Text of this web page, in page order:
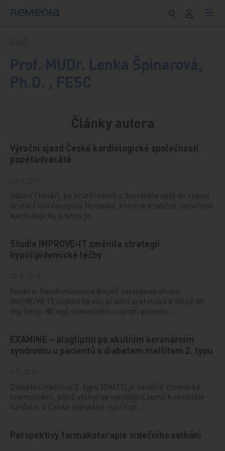
Články autora
Výroční sjezd České kardiologické společnosti
popětadvacáté
Vážení čtenáři, po kratší odmlce dostáváte opět do rukou
druhé číslo časopisu Remedia, které je tradičně zaměřeno
kardiologicky a letos je…
Studie IMPROVE-IT změnila strategii
hypolipidemické léčby
Souhrn: Randomizovaná dvojitě zaslepená studie
IMPROVE IT hodnotila vliv přidání ezetimibu k léčbě 40
mg (resp. 80 mg) simvastatinu oproti placebu…
EXAMINE – alogliptin po akutním koronárním
syndromu u pacientů s diabetem mellitem 2. typu
Diabetes mellitus 2. typu (DM2T) je závažné chronické
onemocnění, jehož výskyt ve vyspělých zemích neustále
narůstá. V České republice nyní trpí…
Perspektivy farmakoterapie srdečního selhání